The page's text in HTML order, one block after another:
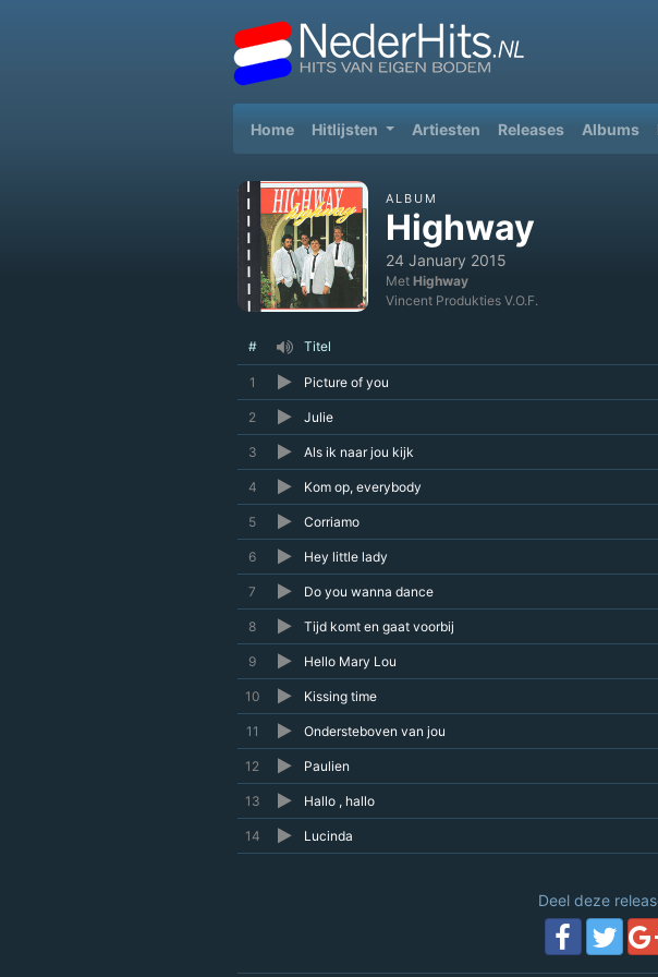
Home(current)
Hitlijsten Artiesten Releases Albums
ALBUM
Highway
24 January 2015
Met Highway
Vincent Produkties V.O.F.
# Titel
1 Picture of you
2 Julie
3 Als ik naar jou kijk
4 Kom op, everybody
5 Corriamo
6 Hey little lady
7 Do you wanna dance
8 Tijd komt en gaat voorbij
9 Hello Mary Lou
10 Kissing time
11 Ondersteboven van jou
12 Paulien
13 Hallo , hallo
14 Lucinda
Deel deze